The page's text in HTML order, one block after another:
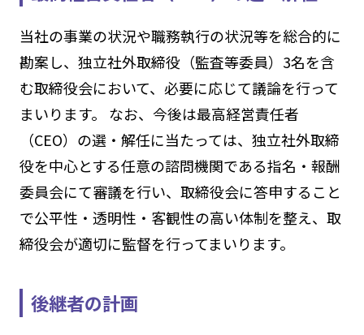
当社の事業の状況や職務執行の状況等を総合的に
勘案し、独立社外取締役（監査等委員）3名を含
む取締役会において、必要に応じて議論を行って
まいります。 なお、今後は最高経営責任者
（CEO）の選・解任に当たっては、独立社外取締
役を中心とする任意の諮問機関である指名・報酬
委員会にて審議を行い、取締役会に答申すること
で公平性・透明性・客観性の高い体制を整え、取
締役会が適切に監督を行ってまいります。
後継者の計画